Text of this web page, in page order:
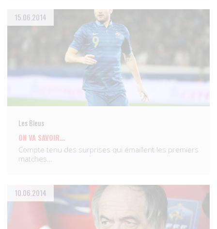
15.06.2014
Les Bleus
ON VA SAVOIR…
Compte tenu des surprises qui émaillent les premiers
matches…
10.06.2014